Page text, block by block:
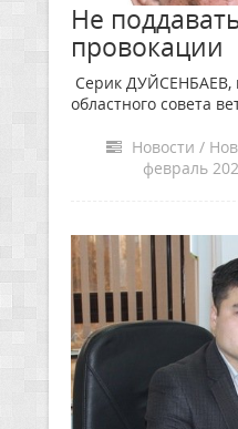
Не
провокации
Серик ДУЙСЕНБАЕВ,
областного совета
Новости /
февраль